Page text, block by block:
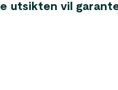
utsikten vil